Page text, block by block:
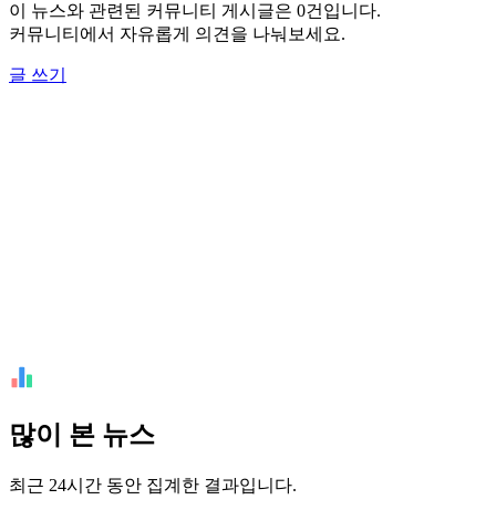
이 뉴스와 관련된 커뮤니티 게시글은 0건입니다.
커뮤니티에서 자유롭게 의견을 나눠보세요.
글 쓰기
많이 본 뉴스
최근 24시간 동안 집계한 결과입니다.